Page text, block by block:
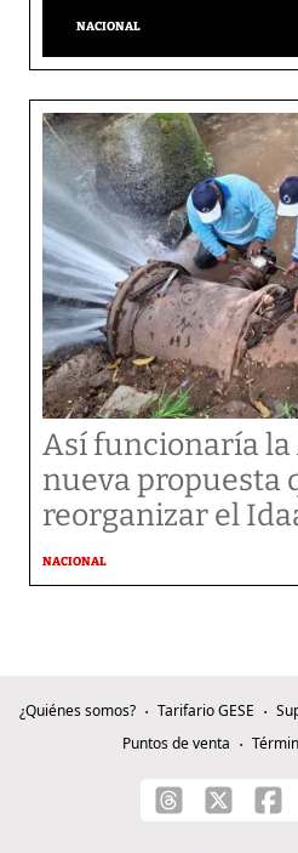
NACIONAL
Así funcionaría la
nueva propuesta
reorganizar el
NACIONAL
¿Quiénes somos? Tarifario GESE
Puntos de venta